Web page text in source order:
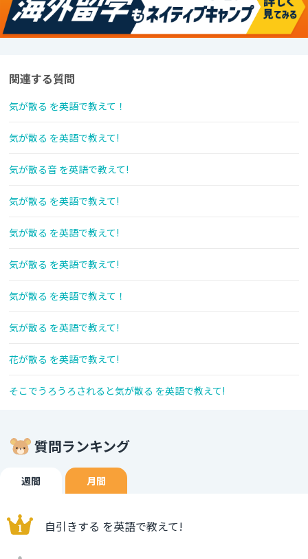
関連する質問
気が散る を英語で教えて！
気が散る を英語で教えて!
気が散る音 を英語で教えて!
気が散る を英語で教えて!
気が散る を英語で教えて!
気が散る を英語で教えて!
気が散る を英語で教えて！
気が散る を英語で教えて!
花が散る を英語で教えて!
そこでうろうろされると気が散る を英語で教えて!
質問ランキング
週間 月間
自引きする を英語で教えて!